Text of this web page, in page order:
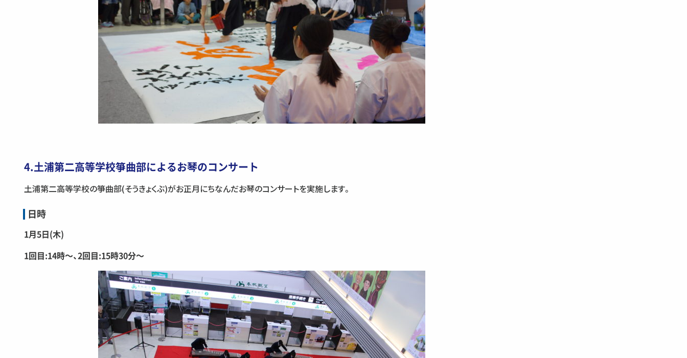
4.土浦第二高等学校箏曲部によるお琴のコンサート
土浦第二高等学校の箏曲部(そうきょくぶ)がお正月にちなんだお琴のコンサートを実施します。
日時
1月5日(木)
1回目:14時〜、2回目:15時30分〜